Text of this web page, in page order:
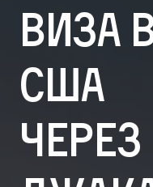
Виза
США
через